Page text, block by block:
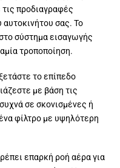
προδιαγραφές
αυτοκινήτου σας. Το
σύστημα εισαγωγής
τροποποίηση.
το επίπεδο
με βάση τις
σε σκονισμένες ή
φίλτρο με υψηλότερη
επαρκή ροή αέρα για